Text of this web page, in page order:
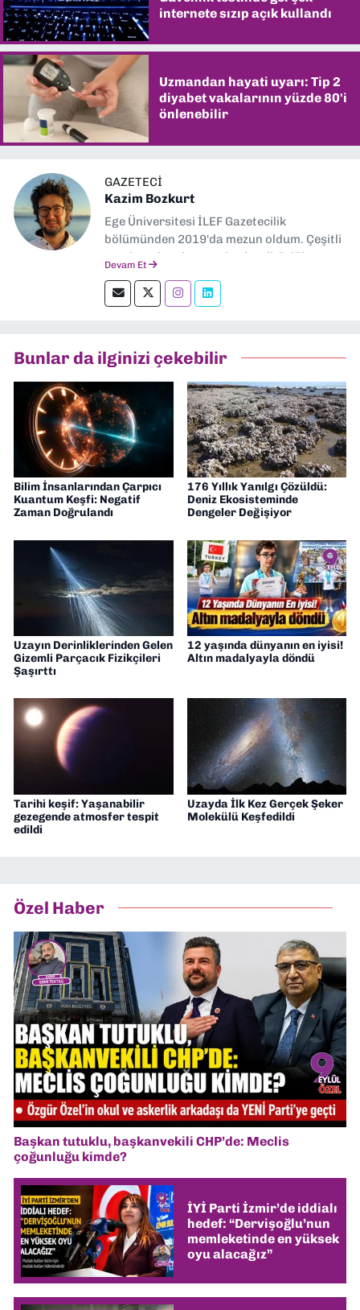
internete sızıp açık kullandı
Uzmandan hayati uyarı: Tip 2
diyabet vakalarının yüzde 80'i
önlenebilir
GAZETECI
Kazim Bozkurt
Ege Üniversitesi İLEF Gazetecilik
bölümünden 2019'da mezun oldum. Çeşitli
yerel ve ulusal gazetelerde editörlük,
okumayı severim.
Devam Et
Bunlar da ilginizi çekebilir
Bilim İnsanlarından Çarpıcı
Kuantum Keşfi: Negatif
Zaman Doğrulandı
176 Yıllık Yanılgı Çözüldü:
Deniz Ekosisteminde
Dengeler Değişiyor
Uzayın Derinliklerinden Gelen
Gizemli Parçacık Fizikçileri
Şaşırttı
12 yaşında dünyanın en iyisi!
Altın madalyayla döndü
Tarihi keşif: Yaşanabilir
gezegende atmosfer tespit
edildi
Uzayda İlk Kez Gerçek Şeker
Molekülü Keşfedildi
Özel Haber
Başkan tutuklu, başkanvekili CHP’de: Meclis
çoğunluğu kimde?
İYİ Parti İzmir’de iddialı
hedef: “Dervişoğlu’nun
memleketinde en yüksek
oyu alacağız”